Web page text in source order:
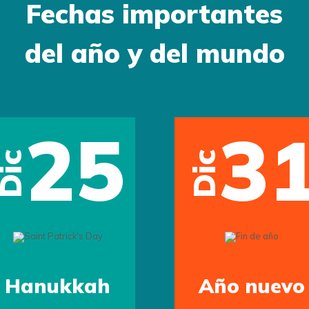
Fechas importantes
del año y del mundo
25
Hanukkah
Dic
Año nuevo